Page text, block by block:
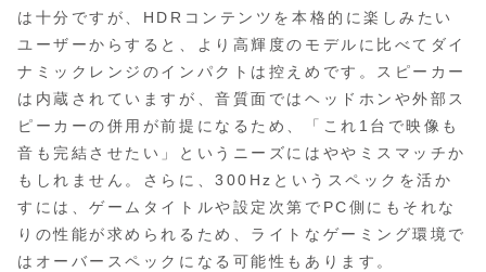
は十分ですが、HDRコンテンツを本格的に楽しみたい
ユーザーからすると、より高輝度のモデルに比べてダイ
ナミックレンジのインパクトは控えめです。スピーカー
は内蔵されていますが、音質面ではヘッドホンや外部ス
ピーカーの併用が前提になるため、「これ1台で映像も
音も完結させたい」というニーズにはややミスマッチか
もしれません。さらに、300Hzというスペックを活か
すには、ゲームタイトルや設定次第でPC側にもそれな
りの性能が求められるため、ライトなゲーミング環境で
はオーバースペックになる可能性もあります。